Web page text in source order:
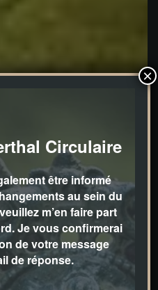
Circulaire
être informé
au sein du
m’en faire part
Je vous confirmerai
de votre message
de réponse.
×